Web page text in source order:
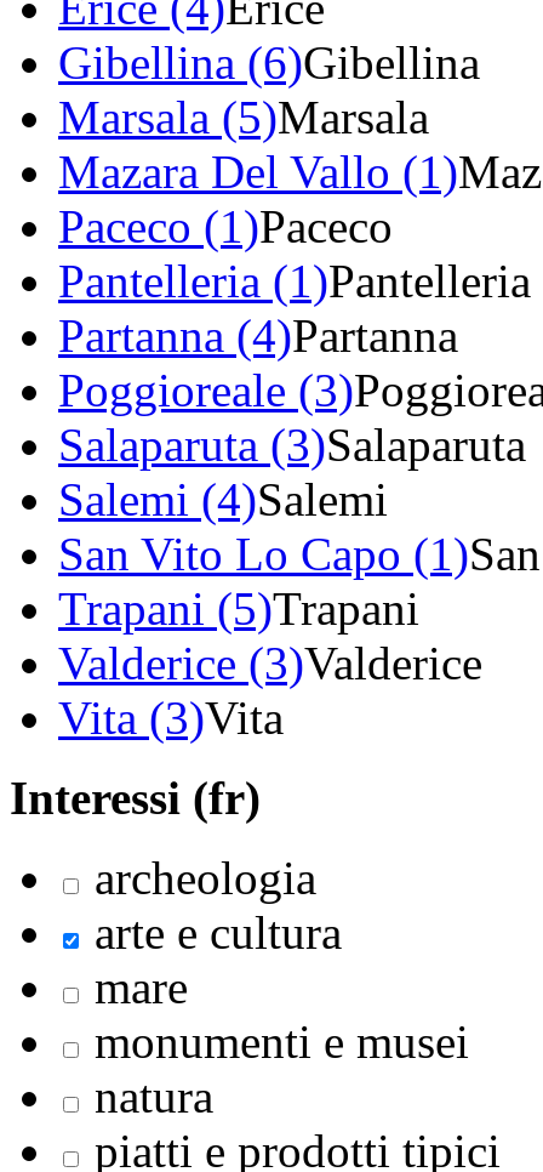
Gibellina (6)Gibellina
Marsala (5)Marsala
Mazara Del Vallo (1)
Paceco (1)Paceco
Pantelleria (1)Pantelleria
Partanna (4)Partanna
Poggioreale (3)
Salaparuta (3)Salaparuta
Salemi (4)Salemi
San Vito Lo Capo (1)
Trapani (5)Trapani
Valderice (3)Valderice
Vita (3)Vita
Interessi (fr)
archeologia
arte e cultura
mare
monumenti e musei
natura
piatti e prodotti tipici